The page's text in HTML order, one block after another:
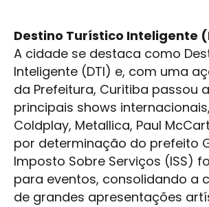
Destino Turístico Inteligente
A cidade se destaca como
Inteligente (DTI) e, com uma
da Prefeitura, Curitiba passou
principais shows
Coldplay, Metallica, Paul
por determinação do prefeito
Imposto Sobre Serviços (ISS)
para eventos, consolidando a
de grandes apresentações